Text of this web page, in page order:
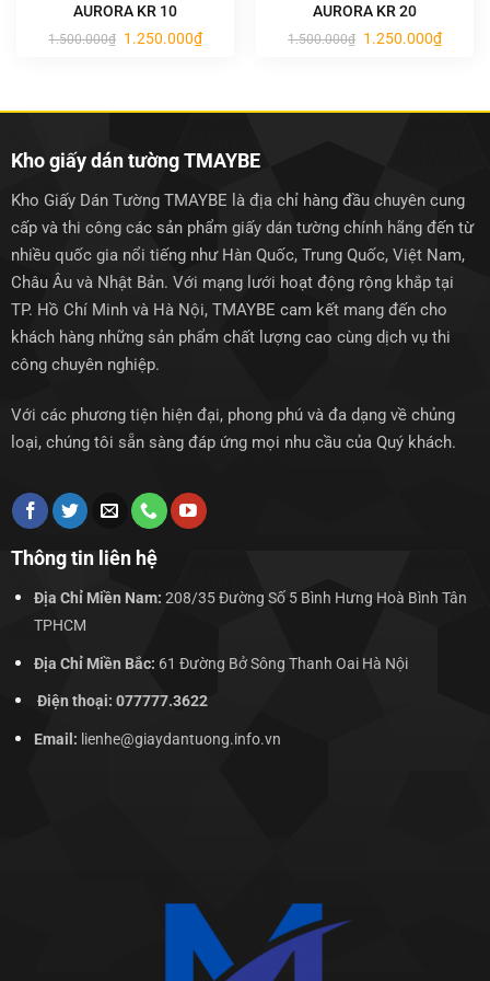
AURORA KR 10
1.500.000₫ Giá
gốc
1.250.000₫Giá
hiện
AURORA KR 20
1.500.000₫ Giá
gốc
1.250.000₫Giá
hiện
Kho giấy dán tường TMAYBE
Kho Giấy Dán Tường TMAYBE là địa chỉ hàng đầu chuyên cung
cấp và thi công các sản phẩm giấy dán tường chính hãng đến từ
nhiều quốc gia nổi tiếng như Hàn Quốc, Trung Quốc, Việt Nam,
Châu Âu và Nhật Bản. Với mạng lưới hoạt động rộng khắp tại
TP. Hồ Chí Minh và Hà Nội, TMAYBE cam kết mang đến cho
khách hàng những sản phẩm chất lượng cao cùng dịch vụ thi
công chuyên nghiệp.
Với các phương tiện hiện đại, phong phú và đa dạng về chủng
loại, chúng tôi sẵn sàng đáp ứng mọi nhu cầu của Quý khách.
Thông tin liên hệ
Địa Chỉ Miền Nam: 208/35 Đường Số 5 Bình Hưng Hoà Bình Tân
TPHCM
Địa Chỉ Miền Bắc: 61 Đường Bở Sông Thanh Oai Hà Nội
Điện thoại: 077777.3622
Email: lienhe@giaydantuong.info.vn